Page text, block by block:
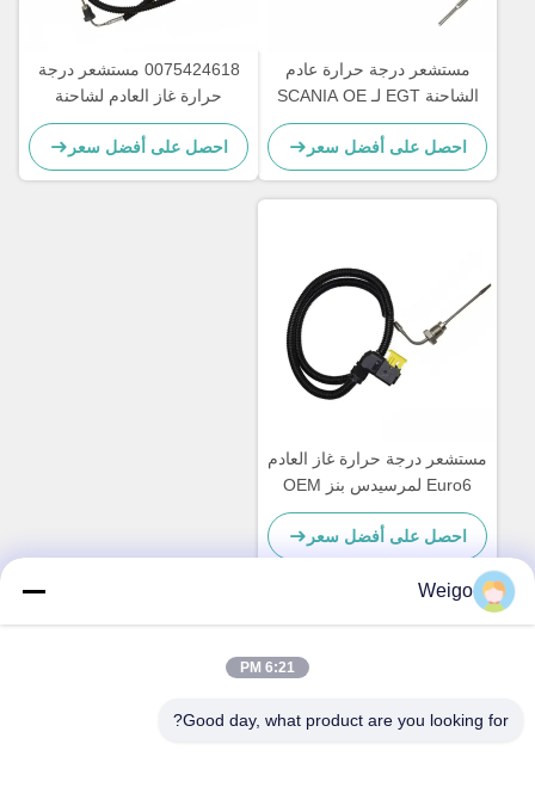
مستشعر درجة حرارة عادم
الشاحنة EGT لـ SCANIA OE
2265872 2253825 1882567
احصل على أفضل سعر
0075424618 مستشعر درجة
حرارة غاز العادم لشاحنة
مرسيدس بنز A0075424618
احصل على أفضل سعر
مستشعر درجة حرارة غاز العادم
Euro6 لمرسيدس بنز OEM
75424918 0105423518
A0075424918
احصل على أفضل سعر
عنوان
Weigo
6:21 PM
Good day, what product are you looking for?